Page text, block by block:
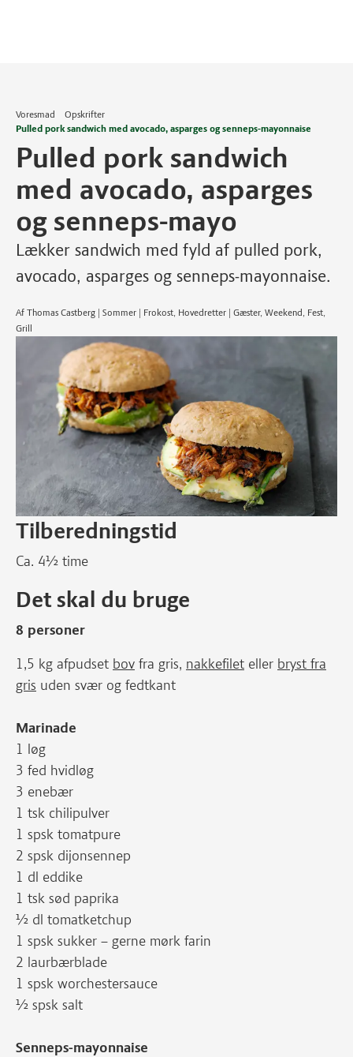
Voresmad
Opskrifter
Pulled pork sandwich med avocado, asparges og senneps-mayonnaise
Pulled pork sandwich
med avocado, asparges
og senneps-mayo
Lækker sandwich med fyld af pulled pork,
avocado, asparges og senneps-mayonnaise.
Af Thomas Castberg | Sommer | Frokost, Hovedretter | Gæster, Weekend, Fest,
Grill
Tilberedningstid
Ca. 4½ time
Det skal du bruge
8 personer
1,5 kg afpudset bov fra gris, nakkefilet eller bryst fra
gris uden svær og fedtkant
Marinade
1 løg
3 fed hvidløg
3 enebær
1 tsk chilipulver
1 spsk tomatpure
2 spsk dijonsennep
1 dl eddike
1 tsk sød paprika
½ dl tomatketchup
1 spsk sukker – gerne mørk farin
2 laurbærblade
1 spsk worchestersauce
½ spsk salt
Senneps-mayonnaise